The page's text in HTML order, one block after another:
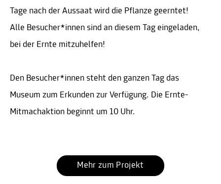
Tage nach der Aussaat wird die Pflanze geerntet!
Alle Besucher*innen sind an diesem Tag eingeladen,
bei der Ernte mitzuhelfen!
Den Besucher*innen steht den ganzen Tag das
Museum zum Erkunden zur Verfügung. Die Ernte-
Mitmachaktion beginnt um 10 Uhr.
Mehr zum Projekt